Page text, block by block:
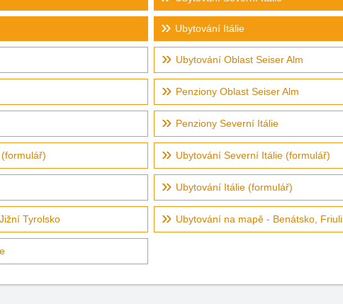
Ubytování Itálie
Ubytování Oblast Seiser Alm
Penziony Oblast Seiser Alm
Penziony Severní Itálie
Ubytování Severní Itálie (formulář)
Ubytování Itálie (formulář)
Tyrolsko Ubytování na mapě - Benátsko, Friuli